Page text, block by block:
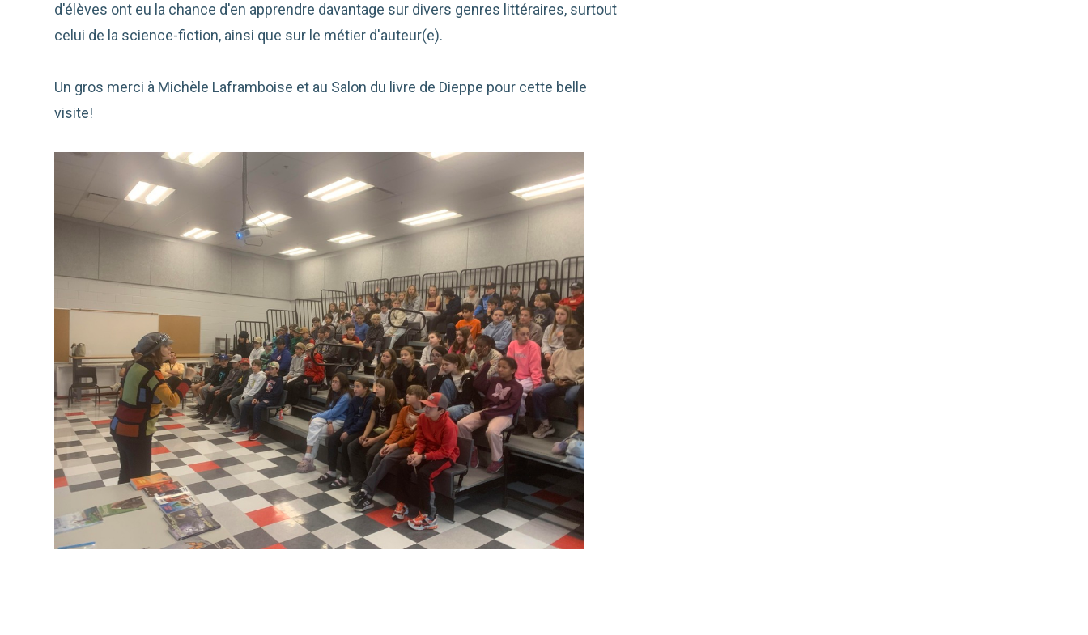
d'élèves ont eu la chance d'en apprendre davantage sur divers genres littéraires, surtout
celui de la science-fiction, ainsi que sur le métier d'auteur(e).
Un gros merci à Michèle Laframboise et au Salon du livre de Dieppe pour cette belle
visite!